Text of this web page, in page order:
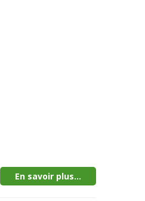
En savoir plus...